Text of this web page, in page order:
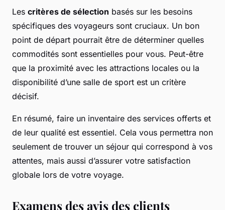
Les critères de sélection basés sur les besoins
spécifiques des voyageurs sont cruciaux. Un bon
point de départ pourrait être de déterminer quelles
commodités sont essentielles pour vous. Peut-être
que la proximité avec les attractions locales ou la
disponibilité d’une salle de sport est un critère
décisif.
En résumé, faire un inventaire des services offerts et
de leur qualité est essentiel. Cela vous permettra non
seulement de trouver un séjour qui correspond à vos
attentes, mais aussi d’assurer votre satisfaction
globale lors de votre voyage.
Examens des avis des clients